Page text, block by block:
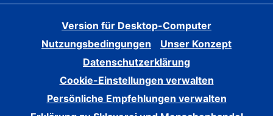
Version für Desktop-Computer
Nutzungsbedingungen
Unser Konzept
Datenschutzerklärung
Cookie-Einstellungen verwalten
Persönliche Empfehlungen verwalten